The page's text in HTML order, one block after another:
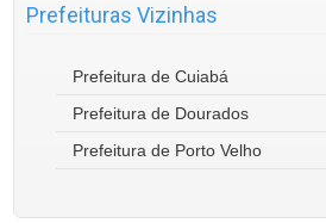
Prefeituras Vizinhas
Prefeitura de Cuiabá
Prefeitura de Dourados
Prefeitura de Porto Velho